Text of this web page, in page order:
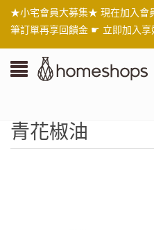
★小宅會員大募集★ 現在加入會
筆訂單再享回饋金 ☛ 立即加入享
青花椒油